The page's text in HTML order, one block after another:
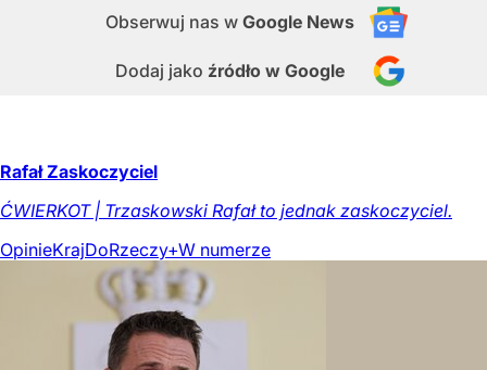
Obserwuj nas w Google News
Dodaj jako źródło w Google
Rafał Zaskoczyciel
ĆWIERKOT | Trzaskowski Rafał to jednak zaskoczyciel.
OpinieKrajDoRzeczy+W numerze